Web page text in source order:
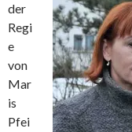
der
Regi
e
von
Mar
is
Pfei